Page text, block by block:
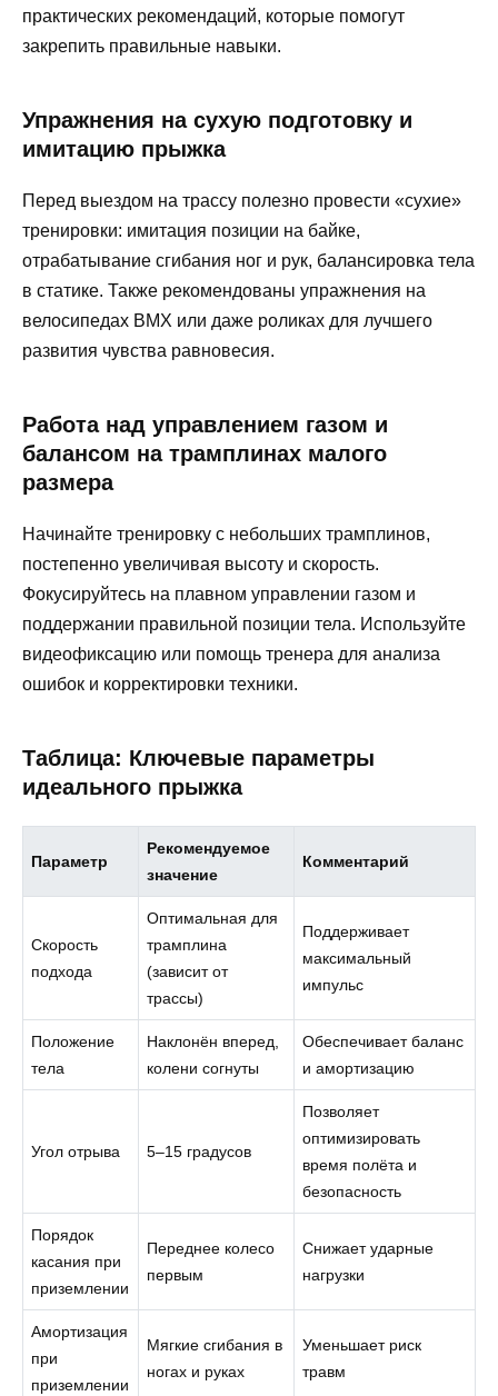
практических рекомендаций, которые помогут
закрепить правильные навыки.
Упражнения на сухую подготовку и
имитацию прыжка
Перед выездом на трассу полезно провести «сухие»
тренировки: имитация позиции на байке,
отрабатывание сгибания ног и рук, балансировка тела
в статике. Также рекомендованы упражнения на
велосипедах BMX или даже роликах для лучшего
развития чувства равновесия.
Работа над управлением газом и
балансом на трамплинах малого
размера
Начинайте тренировку с небольших трамплинов,
постепенно увеличивая высоту и скорость.
Фокусируйтесь на плавном управлении газом и
поддержании правильной позиции тела. Используйте
видеофиксацию или помощь тренера для анализа
ошибок и корректировки техники.
Таблица: Ключевые параметры
идеального прыжка
Параметр
Рекомендуемое
значение
Комментарий
Скорость
подхода
Оптимальная для
трамплина
(зависит от
трассы)
Поддерживает
максимальный
импульс
Положение
тела
Наклонён вперед,
колени согнуты
Обеспечивает баланс
и амортизацию
Угол отрыва 5–15 градусов
Позволяет
оптимизировать
время полёта и
безопасность
Порядок
касания при
приземлении
Переднее колесо
первым
Снижает ударные
нагрузки
Амортизация
при
приземлении
Мягкие сгибания в
ногах и руках
Уменьшает риск
травм